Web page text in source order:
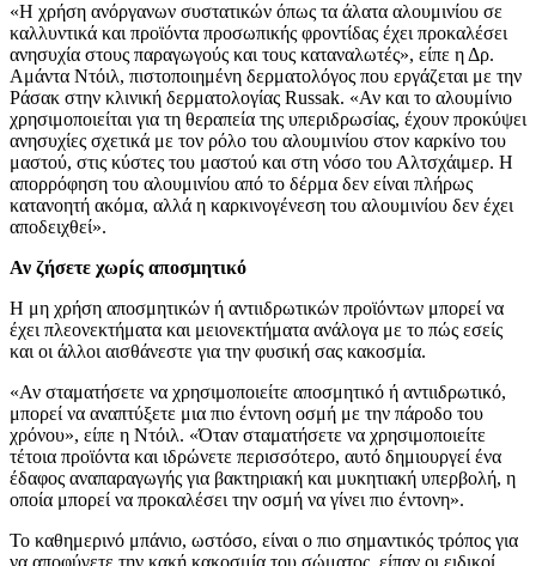
«Η χρήση ανόργανων συστατικών όπως τα άλατα αλουμινίου σε
καλλυντικά και προϊόντα προσωπικής φροντίδας έχει προκαλέσει
ανησυχία στους παραγωγούς και τους καταναλωτές», είπε η Δρ.
Αμάντα Ντόιλ, πιστοποιημένη δερματολόγος που εργάζεται με την
Ράσακ στην κλινική δερματολογίας Russak. «Αν και το αλουμίνιο
χρησιμοποιείται για τη θεραπεία της υπεριδρωσίας, έχουν προκύψει
ανησυχίες σχετικά με τον ρόλο του αλουμινίου στον καρκίνο του
μαστού, στις κύστες του μαστού και στη νόσο του Αλτσχάιμερ. Η
απορρόφηση του αλουμινίου από το δέρμα δεν είναι πλήρως
κατανοητή ακόμα, αλλά η καρκινογένεση του αλουμινίου δεν έχει
αποδειχθεί».
Αν ζήσετε χωρίς αποσμητικό
Η μη χρήση αποσμητικών ή αντιιδρωτικών προϊόντων μπορεί να
έχει πλεονεκτήματα και μειονεκτήματα ανάλογα με το πώς εσείς
και οι άλλοι αισθάνεστε για την φυσική σας κακοσμία.
«Αν σταματήσετε να χρησιμοποιείτε αποσμητικό ή αντιιδρωτικό,
μπορεί να αναπτύξετε μια πιο έντονη οσμή με την πάροδο του
χρόνου», είπε η Ντόιλ. «Όταν σταματήσετε να χρησιμοποιείτε
τέτοια προϊόντα και ιδρώνετε περισσότερο, αυτό δημιουργεί ένα
έδαφος αναπαραγωγής για βακτηριακή και μυκητιακή υπερβολή, η
οποία μπορεί να προκαλέσει την οσμή να γίνει πιο έντονη».
Το καθημερινό μπάνιο, ωστόσο, είναι ο πιο σημαντικός τρόπος για